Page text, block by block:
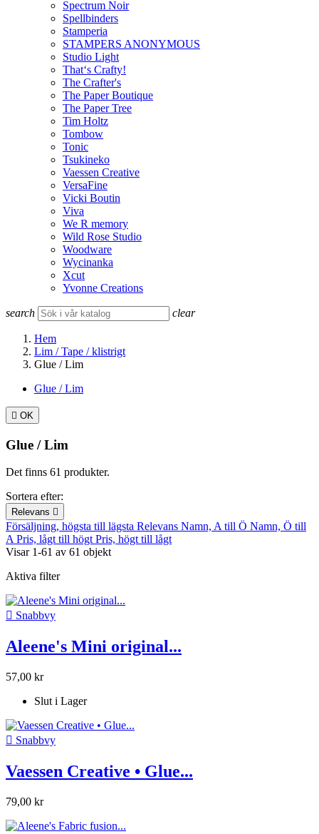
Spectrum Noir
Spellbinders
Stamperia
STAMPERS ANONYMOUS
Studio Light
That‘s Crafty!
The Crafter's
The Paper Boutique
The Paper Tree
Tim Holtz
Tombow
Tonic
Tsukineko
Vaessen Creative
VersaFine
Vicki Boutin
Viva
We R memory
Wild Rose Studio
Woodware
Wycinanka
Xcut
Yvonne Creations
search clear
Hem
Lim / Tape / klistrigt
Glue / Lim
Glue / Lim
 OK
Glue / Lim
Det finns 61 produkter.
Sortera efter:
Relevans 
Försäljning, högsta till lägsta Relevans Namn, A till Ö Namn, Ö till
APris, lågt till högtPris, högt till lågt
Visar 1-61 av 61 objekt
Aktiva filter
 Snabbvy
Aleene's Mini original...
57,00 kr
Slut i Lager
 Snabbvy
Vaessen Creative • Glue...
79,00 kr